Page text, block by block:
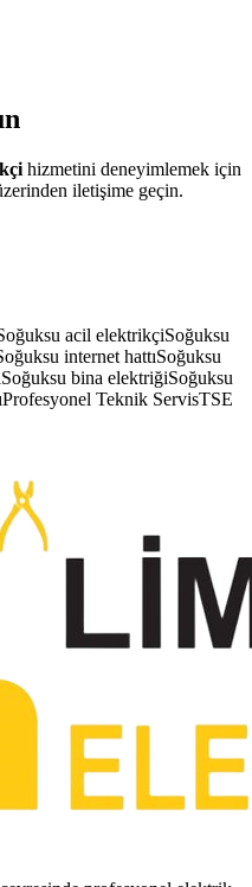
hizmetini deneyimlemek için
iletişime geçin.
acil elektrikçiSoğuksu
internet hattıSoğuksu
Soğuksu bina elektriğiSoğuksu
Profesyonel Teknik ServisTSE